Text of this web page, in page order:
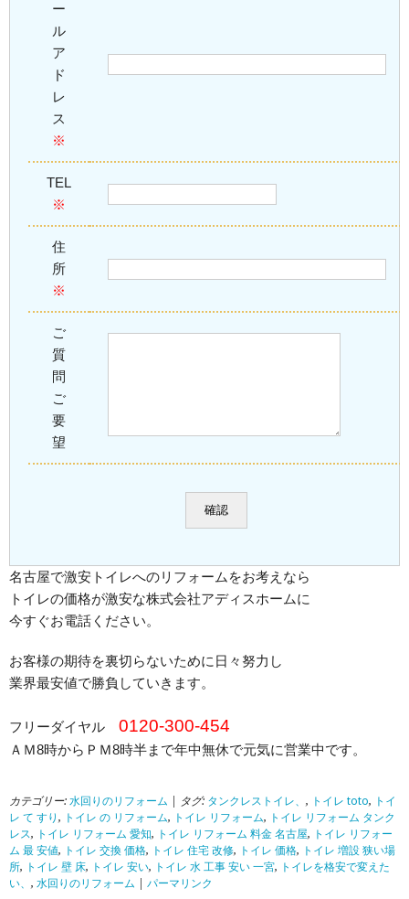
ー
ル
ア
ド
レ
ス
※
TEL
※
住
所
※
ご
質
問
ご
要
望
名古屋で激安トイレへのリフォームをお考えなら
トイレの価格が激安な株式会社アディスホームに
今すぐお電話ください。
お客様の期待を裏切らないために日々努力し
業界最安値で勝負していきます。
フリーダイヤル 0120-300-454
ＡＭ8時からＰＭ8時半まで年中無休で元気に営業中です。
カテゴリー: 水回りのリフォーム | タグ: タンクレストイレ、 , トイレ toto, トイ
レ て すり , トイレ の リフォーム, トイレ リフォーム, トイレ リフォーム タンク
レス, トイレ リフォーム 愛知, トイレ リフォーム 料金 名古屋, トイレ リフォー
ム 最 安値, トイレ 交換 価格, トイレ 住宅 改修, トイレ 価格, トイレ 増設 狭い場
所, トイレ 壁 床, トイレ 安い, トイレ 水 工事 安い 一宮, トイレを格安で変えた
い、 , 水回りのリフォーム パーマリンク